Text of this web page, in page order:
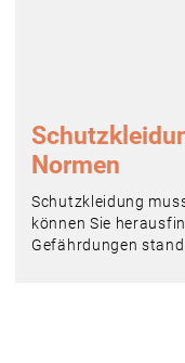
Normen
Schutzkleidung
können Sie
Gefährdungen